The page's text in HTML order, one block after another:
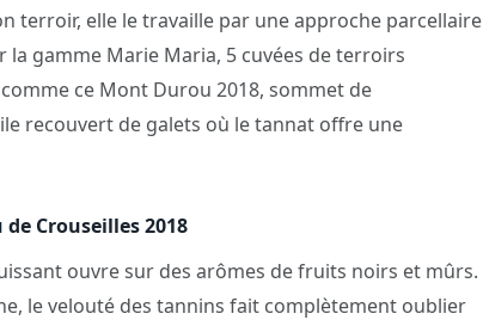
terroir, elle le travaille par une approche parcellaire
la gamme Marie Maria, 5 cuvées de terroirs
ce Mont Durou 2018, sommet de
recouvert de galets où le tannat offre une
de Crouseilles 2018
ouvre sur des arômes de fruits noirs et mûrs.
le velouté des tannins fait complètement oublier